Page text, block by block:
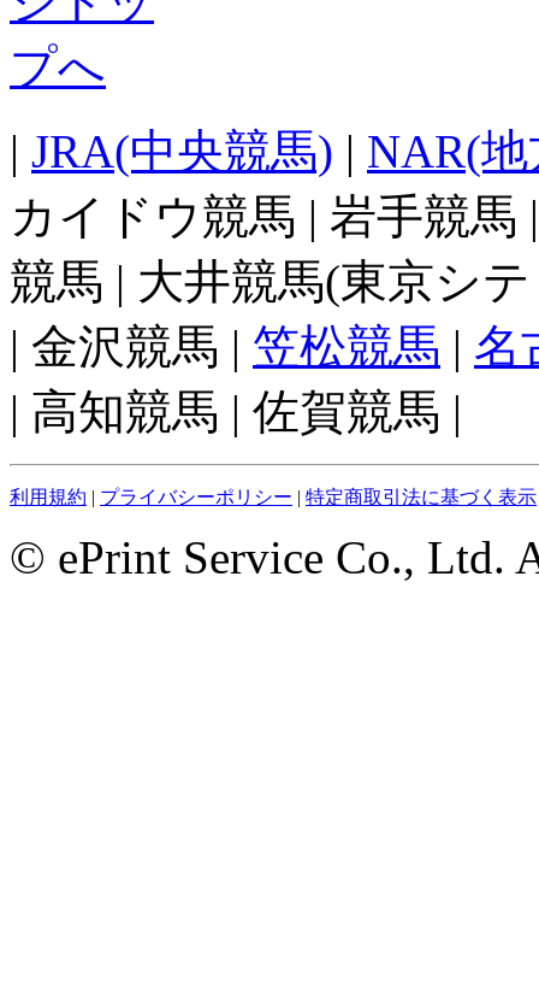
| JRA(中央競馬) | NAR(
カイドウ競馬 | 岩手競馬
競馬 | 大井競馬(東京シ
| 金沢競馬 | 笠松競馬 | 名
| 高知競馬 | 佐賀競馬 |
利用規約 | プライバシーポリシー | 特定商取引法に基づく表示
© ePrint Service Co., Ltd.